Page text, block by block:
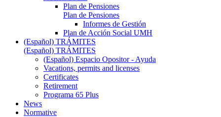
Plan de Pensiones
Plan de Pensiones
Informes de Gestión
Plan de Acción Social UMH
(Español) TRÁMITES
(Español) TRÁMITES
(Español) Espacio Opositor - Ayuda
Vacations, permits and licenses
Certificates
Retirement
Programa 65 Plus
News
Normative